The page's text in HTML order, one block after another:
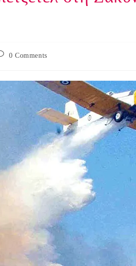
0 Comments